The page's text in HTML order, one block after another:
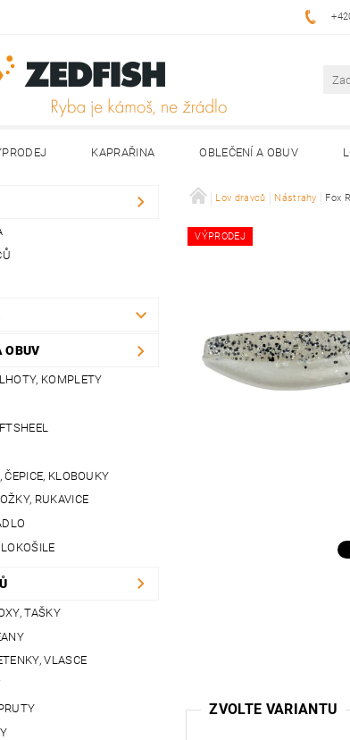
KAPRAŘINA OBLEČENÍ A OBUV
OBUV
KOMPLETY
ČEPICE, KLOBOUKY
RUKAVICE
TAŠKY
VLASCE
Lov dravců Nástrahy Fox
VÝPRODEJ
ZVOLTE VARIANTU